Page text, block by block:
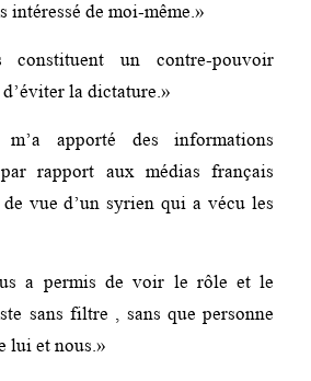
intéressé de moi-même.»
constituent un contre-pouvoir
la dictature.»
m’a apporté des informations
par rapport aux médias français
vue d’un syrien qui a vécu les
a permis de voir le rôle et le
sans filtre , sans que personne
lui et nous.»